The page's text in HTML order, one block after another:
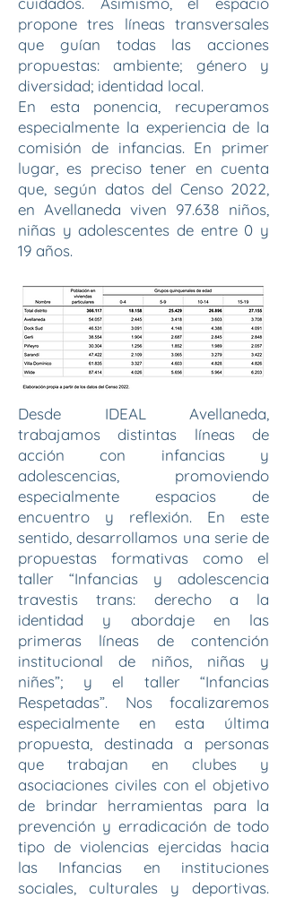
propone tres líneas transversales
que guían todas las acciones
propuestas: ambiente; género y
diversidad; identidad local.
En esta ponencia, recuperamos
especialmente la experiencia de la
comisión de infancias. En primer
lugar, es preciso tener en cuenta
que, según datos del Censo 2022,
en Avellaneda viven 97.638 niños,
niñas y adolescentes de entre 0 y
19 años. ​
Desde IDEAL Avellaneda,
trabajamos distintas líneas de
acción con infancias y
adolescencias, promoviendo
especialmente espacios de
encuentro y reflexión. En este
sentido, desarrollamos una serie de
propuestas formativas como el
taller “Infancias y adolescencia
travestis trans: derecho a la
identidad y abordaje en las
primeras líneas de contención
institucional de niños, niñas y
niñes”; y el taller “Infancias
Respetadas”. Nos focalizaremos
especialmente en esta última
propuesta, destinada a personas
que trabajan en clubes y
asociaciones civiles con el objetivo
de brindar herramientas para la
prevención y erradicación de todo
tipo de violencias ejercidas hacia
las Infancias en instituciones
sociales, culturales y deportivas.